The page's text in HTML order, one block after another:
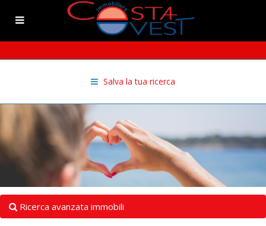
Salva la tua ricerca
Ricerca avanzata immobili